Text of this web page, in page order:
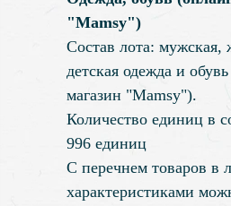
"Mamsy")
Состав лота: мужская,
детская одежда и
магазин "Mamsy").
Количество единиц в
996 единиц
С перечнем товаров в
характеристиками